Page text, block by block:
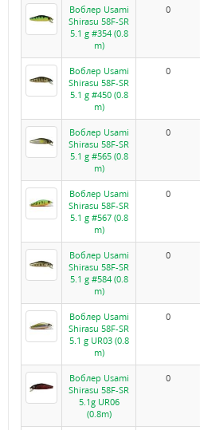
Воблер Usami
Shirasu 58F-SR
5.1 g #354 (0.8
m)
0
Воблер Usami
Shirasu 58F-SR
5.1 g #450 (0.8
m)
0
Воблер Usami
Shirasu 58F-SR
5.1 g #565 (0.8
m)
0
Воблер Usami
Shirasu 58F-SR
5.1 g #567 (0.8
m)
0
Воблер Usami
Shirasu 58F-SR
5.1 g #584 (0.8
m)
0
Воблер Usami
Shirasu 58F-SR
5.1 g UR03 (0.8
m)
0
Воблер Usami
Shirasu 58F-SR
5.1g UR06
(0.8m)
0